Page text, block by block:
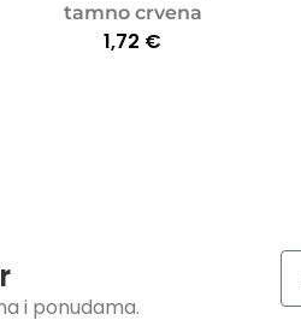
tamno crvena
1,72 €
i ponudama.